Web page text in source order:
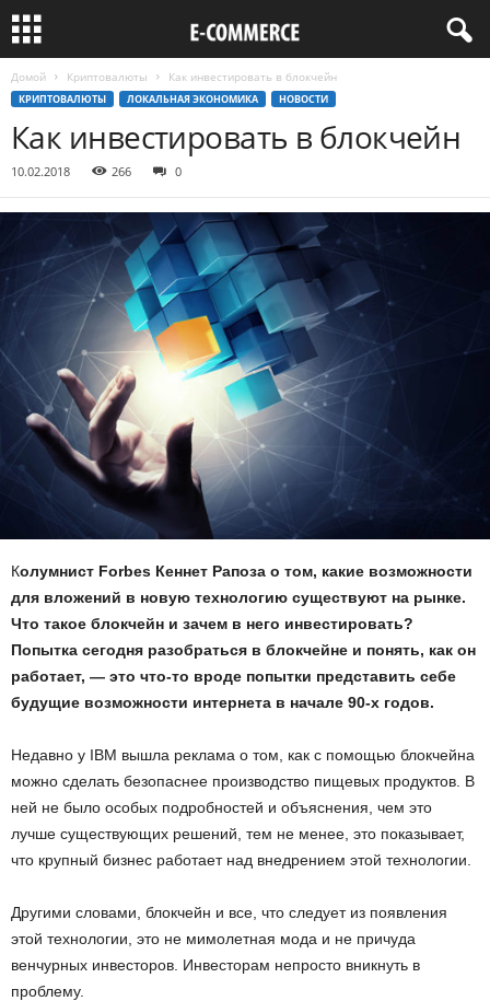
Домой Криптовалюты Как инвестировать в блокчейн
КРИПТОВАЛЮТЫ ЛОКАЛЬНАЯ ЭКОНОМИКА НОВОСТИ
Как инвестировать в блокчейн
10.02.2018 266 0
Колумнист Forbes Кеннет Рапоза о том, какие возможности
для вложений в новую технологию существуют на рынке.
Что такое блокчейн и зачем в него инвестировать?
Попытка сегодня разобраться в блокчейне и понять, как он
работает, — это что-то вроде попытки представить себе
будущие возможности интернета в начале 90-х годов.
Недавно у IBM вышла реклама о том, как с помощью блокчейна
можно сделать безопаснее производство пищевых продуктов. В
ней не было особых подробностей и объяснения, чем это
лучше существующих решений, тем не менее, это показывает,
что крупный бизнес работает над внедрением этой технологии.
Другими словами, блокчейн и все, что следует из появления
этой технологии, это не мимолетная мода и не причуда
венчурных инвесторов. Инвесторам непросто вникнуть в
проблему.